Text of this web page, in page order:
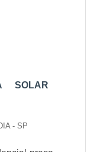
7 KVA
ATS
Partida
498
14,1
SOLAR
- SP